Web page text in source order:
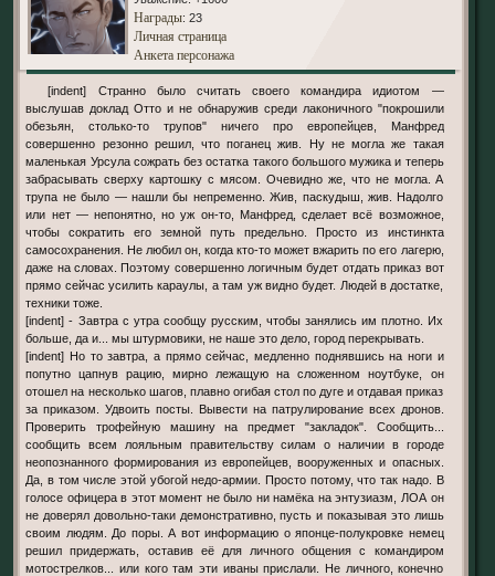
Награды: 23
Личная страница
Анкета персонажа
[indent] Странно было считать своего командира идиотом —
выслушав доклад Отто и не обнаружив среди лаконичного "покрошили
обезьян, столько-то трупов" ничего про европейцев, Манфред
совершенно резонно решил, что поганец жив. Ну не могла же такая
маленькая Урсула сожрать без остатка такого большого мужика и теперь
забрасывать сверху картошку с мясом. Очевидно же, что не могла. А
трупа не было — нашли бы непременно. Жив, паскудыш, жив. Надолго
или нет — непонятно, но уж он-то, Манфред, сделает всё возможное,
чтобы сократить его земной путь предельно. Просто из инстинкта
самосохранения. Не любил он, когда кто-то может вжарить по его лагерю,
даже на словах. Поэтому совершенно логичным будет отдать приказ вот
прямо сейчас усилить караулы, а там уж видно будет. Людей в достатке,
техники тоже.
[indent] - Завтра с утра сообщу русским, чтобы занялись им плотно. Их
больше, да и... мы штурмовики, не наше это дело, город перекрывать.
[indent] Но то завтра, а прямо сейчас, медленно поднявшись на ноги и
попутно цапнув рацию, мирно лежащую на сложенном ноутбуке, он
отошел на несколько шагов, плавно огибая стол по дуге и отдавая приказ
за приказом. Удвоить посты. Вывести на патрулирование всех дронов.
Проверить трофейную машину на предмет "закладок". Сообщить...
сообщить всем лояльным правительству силам о наличии в городе
неопознанного формирования из европейцев, вооруженных и опасных.
Да, в том числе этой убогой недо-армии. Просто потому, что так надо. В
голосе офицера в этот момент не было ни намёка на энтузиазм, ЛОА он
не доверял довольно-таки демонстративно, пусть и показывая это лишь
своим людям. До поры. А вот информацию о японце-полукровке немец
решил придержать, оставив её для личного общения с командиром
мотострелков... или кого там эти иваны прислали. Не личного, конечно